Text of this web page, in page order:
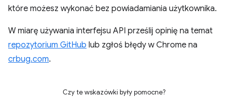
które możesz wykonać bez powiadamiania użytkownika.
W miarę używania interfejsu API prześlij opinię na temat
repozytorium GitHub lub zgłoś błędy w Chrome na
crbug.com.
Czy te wskazówki były pomocne?